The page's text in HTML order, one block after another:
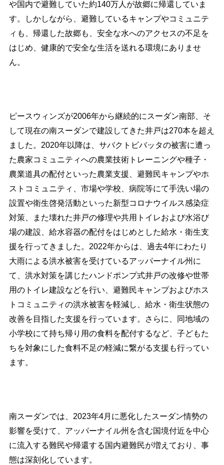
や国内で避難していた約140万人が故郷に帰還していま
す。しかしながら、避難しているキャンプやコミュニテ
ィも、帰還した故郷も、安全な水へのアクセスの不足を
はじめ、健康的で安全な生活を送れる環境にありませ
ん。
ピースウィンズが2006年から継続的にスーダン南部、そ
して現在の南スーダンで建設してきた井戸は270本を超え
ました。 2020年以降は、サバクトビバッタの被害に遭っ
た農家コミュニティへの農業技術トレーニングや種子・
農業道具の配付といった農業支援、避難民キャンプやホ
ストコミュニティ、市場や学校、病院等にて手洗い場の
設置や衛生啓発活動といった新型コロナウイルス感染症
対策、また壊れた井戸の修理や共用トイレおよび水浴び
場の建設、給水容器の配付をはじめとした給水・衛生支
援を行ってきました。 2022年からは、過去4年にわたり
大雨による洪水被害を受けているアッパーナイル州に
て、洪水対策を講じたハンドポンプ式井戸の改修や世帯
用のトイレ建設などを行い、避難民キャンプおよびホス
トコミュニティの洪水被害を軽減し、給水・衛生状態の
改善を目指した支援を行っています。さらに、同地域の
小学校にて持ち帰り用の食料を配付するなど、子どもた
ちを対象にした食料不足の軽減に繋がる支援も行ってい
ます。
南スーダンでは、 2023年4月に悪化したスーダン情勢の
影響を受けて、アッパーナイル州を含む国境付近を中心
に流入する難民や帰還する国内避難民が増えており、事
態は深刻化しています。